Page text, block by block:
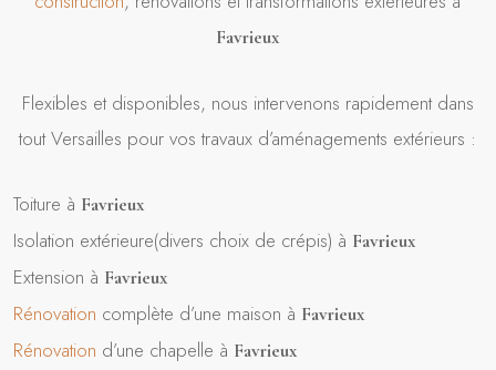
Favrieux
Flexibles et disponibles, nous intervenons rapidement dans
tout Versailles pour vos travaux d’aménagements extérieurs :
Toiture à Favrieux
Isolation extérieure(divers choix de crépis) à Favrieux
Extension à Favrieux
Rénovation complète d’une maison à Favrieux
Rénovation d’une chapelle à Favrieux